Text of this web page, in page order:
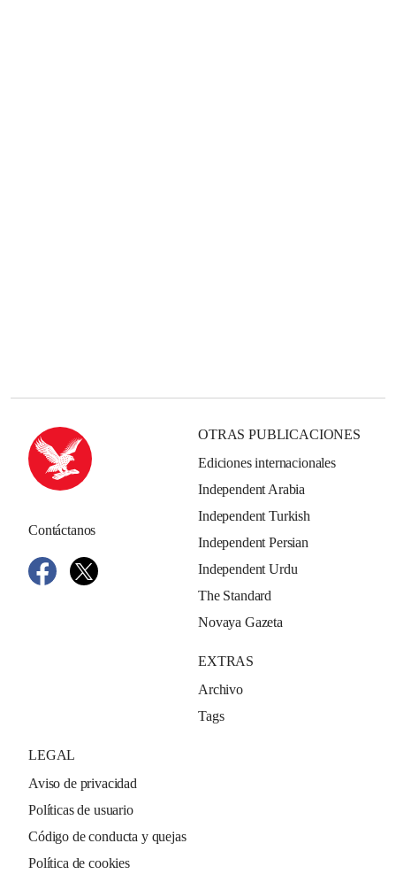
Contáctanos
OTRAS PUBLICACIONES
Ediciones internacionales
Independent Arabia
Independent Turkish
Independent Persian
Independent Urdu
The Standard
Novaya Gazeta
EXTRAS
Archivo
Tags
LEGAL
Aviso de privacidad
Políticas de usuario
Código de conducta y quejas
Política de cookies